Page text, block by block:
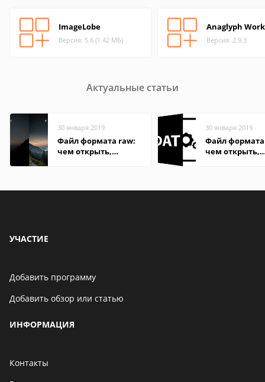
ImageLobe
Версия: 5.6 (1.42 МБ)
Anaglyph
Версия: 2.9.3
Актуальные статьи
30 января 2019
Файл формата raw:
чем открыть,
30 января 2019
Файл формата
чем открыть,
УЧАСТИЕ
Добавить программу
Добавить обзор или статью
ИНФОРМАЦИЯ
Контакты